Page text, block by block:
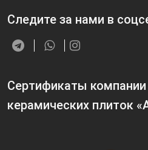
Следите за нами в
Сертификаты компании
керамических плиток